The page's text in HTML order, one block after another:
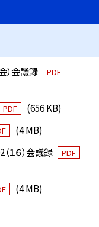
）会議録 PDF
PDF
(656 KB)
(4 MB)
１６）会議録
PDF
(4 MB)